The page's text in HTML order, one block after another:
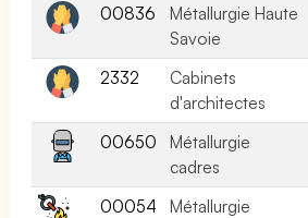
00836
Métallurgie Haute
Savoie
2332
Cabinets
d'architectes
00650
Métallurgie
cadres
00054
Métallurgie